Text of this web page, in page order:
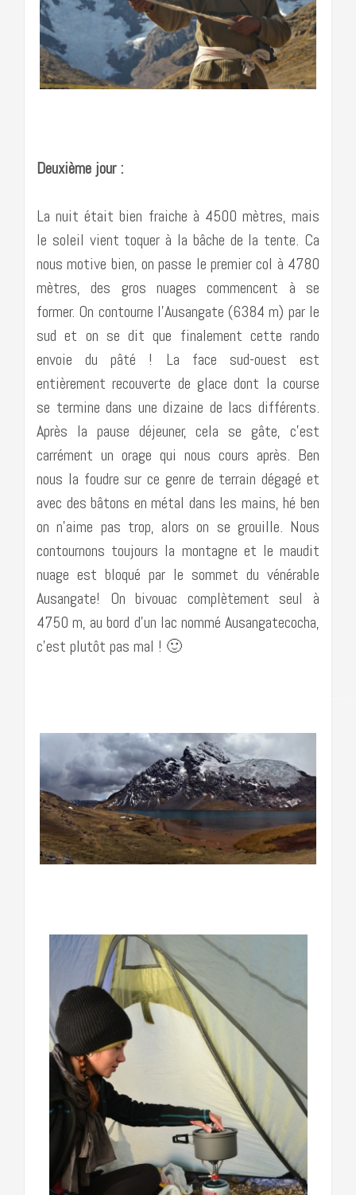
Deuxième jour :
La nuit était bien fraiche à 4500 mètres, mais
le soleil vient toquer à la bâche de la tente. Ca
nous motive bien, on passe le premier col à 4780
mètres, des gros nuages commencent à se
former. On contourne l’Ausangate (6384 m) par le
sud et on se dit que finalement cette rando
envoie du pâté ! La face sud-ouest est
entièrement recouverte de glace dont la course
se termine dans une dizaine de lacs différents.
Après la pause déjeuner, cela se gâte, c’est
carrément un orage qui nous cours après. Ben
nous la foudre sur ce genre de terrain dégagé et
avec des bâtons en métal dans les mains, hé ben
on n’aime pas trop, alors on se grouille. Nous
contournons toujours la montagne et le maudit
nuage est bloqué par le sommet du vénérable
Ausangate! On bivouac complètement seul à
4750 m, au bord d’un lac nommé Ausangatecocha,
c’est plutôt pas mal ! 🙂